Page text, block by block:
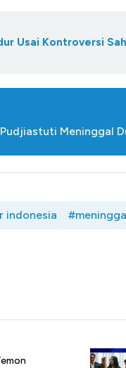
Usai Kontroversi
Meninggal
indonesia